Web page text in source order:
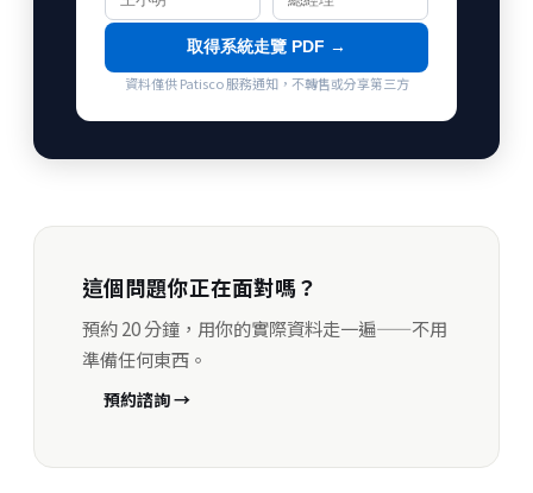
取得系統走覽 PDF →
資料僅供 Patisco 服務通知，不轉售或分享第三方
這個問題你正在面對嗎？
預約 20 分鐘，用你的實際資料走一遍——不用
準備任何東西。
預約諮詢 →